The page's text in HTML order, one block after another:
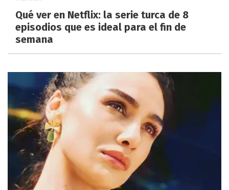
Qué ver en Netflix: la serie turca de 8
episodios que es ideal para el fin de
semana